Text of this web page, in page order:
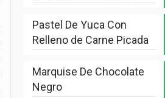
Pastel De Yuca Con
Relleno de Carne Picada
Marquise De Chocolate
Negro